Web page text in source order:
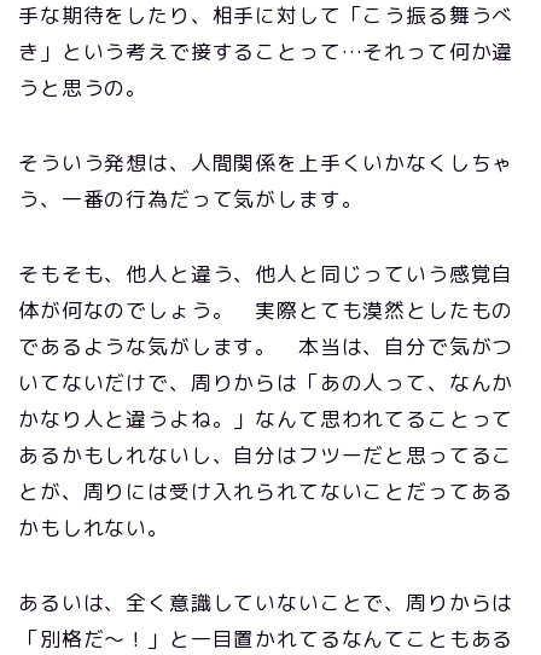
手な期待をしたり、相手に対して「こう振る舞うべ
き」という考えで接することって…それって何か違
うと思うの。
そういう発想は、人間関係を上手くいかなくしちゃ
う、一番の行為だって気がします。
そもそも、他人と違う、他人と同じっていう感覚自
体が何なのでしょう。 実際とても漠然としたもの
であるような気がします。 本当は、自分で気がつ
いてないだけで、周りからは「あの人って、なんか
かなり人と違うよね。」なんて思われてることって
あるかもしれないし、自分はフツーだと思ってるこ
とが、周りには受け入れられてないことだってある
かもしれない。
あるいは、全く意識していないことで、周りからは
「別格だ～！」と一目置かれてるなんてこともある